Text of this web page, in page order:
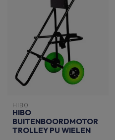
HIBO
HIBO
BUITENBOORDMOTOR
TROLLEY PU WIELEN